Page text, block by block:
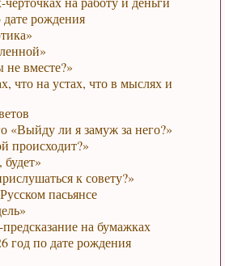
рождения
вместе?»
что на устах, что в мыслях и
«Выйду ли я замуж за него?»
происходит?»
к совету?»
пасьянсе
на бумажках
год по дате рождения